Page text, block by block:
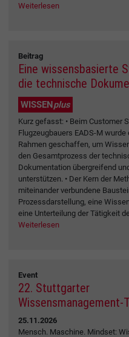
Weiterlesen
Beitrag
Eine wissensbasierte
die technische
WISSENplus
Kurz gefasst: • Beim Customer
Flugzeugbauers EADS-M
Rahmen geschaffen, um
den Gesamtprozess der
Dokumentation übergreifend
unterstützen. • Der Kern der
miteinander verbundene
Prozessdarstellung, eine
eine Unterteilung der Tätigkeit
Weiterlesen
Event
22. Stuttgarter
Wissensmanagement-
25.11.2026
Mensch. Maschine. Mindset: